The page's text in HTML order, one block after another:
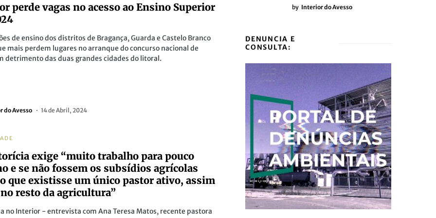
perde vagas no acesso ao Ensino Superior
de ensino dos distritos de Bragança, Guarda e Castelo Branco
mais perdem lugares no arranque do concurso nacional de
detrimento das duas grandes cidades do litoral.
do Avesso 14 de Abril, 2024
exige “muito trabalho para pouco
e se não fossem os subsídios agrícolas
que existisse um único pastor ativo, assim
resto da agricultura”
no Interior - entrevista com Ana Teresa Matos, recente pastora
by Interior do Avesso
DENUNCIA E
CONSULTA: